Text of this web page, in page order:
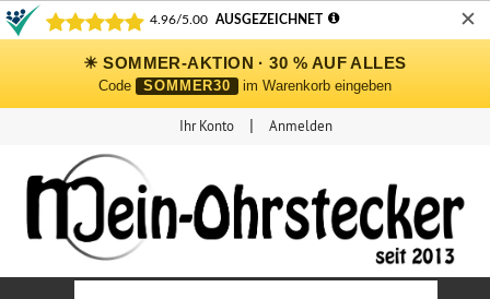
✕
☀ SOMMER-AKTION · 30 % AUF ALLES
Code SOMMER30 im Warenkorb eingeben
Ihr Konto Anmelden